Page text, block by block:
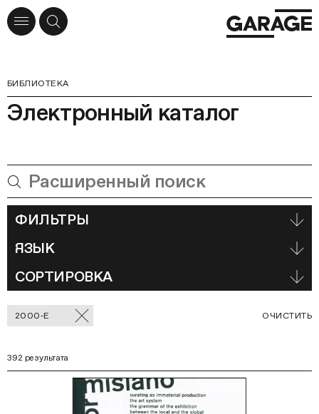
БИБЛИОТЕКА
Электронный каталог
ФИЛЬТРЫ
ЯЗЫК
СОРТИРОВКА
Отмеченные
фильтры
2000‑Е ОЧИСТИТЬ
392 результата